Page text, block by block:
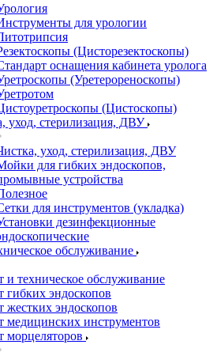
для урологии
(Цисторезектоскопы)
оснащения кабинета уролога
(Уретерореноскопы)
(Цистоскопы)
уход, стерилизация, ДВУ
уход, стерилизация, ДВУ
для гибких эндоскопов,
устройства
для инструментов (укладка)
дезинфекционные
обслуживание
и техническое обслуживание
гибких эндоскопов
жестких эндоскопов
медицинских инструментов
морцеляторов